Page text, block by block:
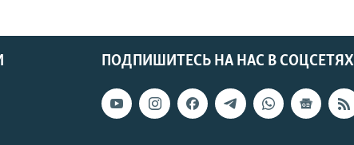
ПОДПИШИТЕСЬ НА НАС В СОЦСЕТЯХ